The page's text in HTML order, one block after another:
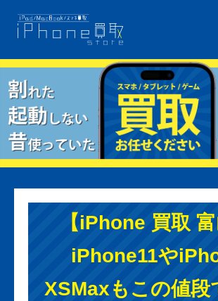
【iPhone 買取 富
iPhone11や
XSMaxもこの値段